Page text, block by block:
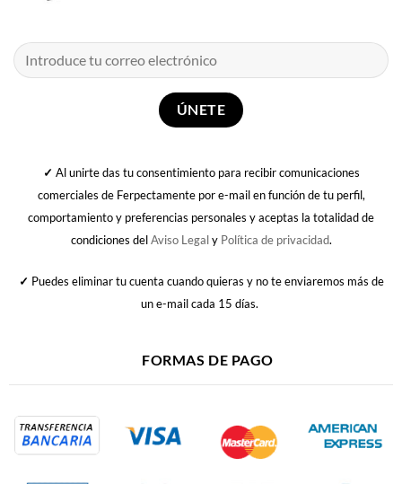
✓ Al unirte das tu consentimiento para recibir comunicaciones
comerciales de Ferpectamente por e-mail en función de tu perfil,
comportamiento y preferencias personales y aceptas la totalidad de
condiciones delAviso Legaly Política de privacidad.
✓ Puedes eliminar tu cuenta cuando quieras y no te enviaremos más de
un e-mail cada 15 días.
FORMAS DE PAGO